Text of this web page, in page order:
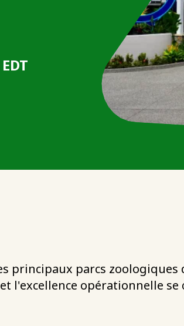
principaux parcs zoologiques
l'excellence opérationnelle